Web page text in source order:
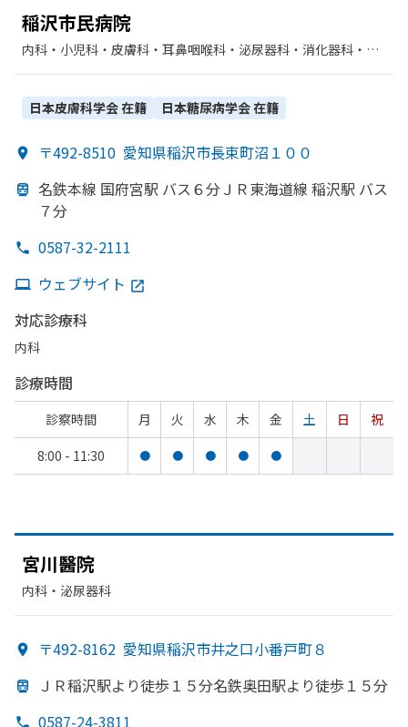
稲沢市民病院
内科・​小児科・​皮膚科・​耳鼻咽喉科・​泌尿器科・​消化器科・​老
ーション・​循環器科・​糖尿病内科・​内分泌科・​産婦人科
日本皮膚科学会在籍 日本糖尿病学会在籍
〒492-8510 愛知県稲沢市長束町沼１００
名鉄本線 国府宮駅 バス６分ＪＲ東海道線 稲沢駅 バス
７分
0587-32-2111
ウェブサイト
対応診療科
内科
診療時間
診察時間 月 火 水 木 金 土 日
祝
8:00 - 11:30
● ● ● ● ●
宮川醫院
内科・​泌尿器科
〒492-8162 愛知県稲沢市井之口小番戸町８
ＪＲ稲沢駅より徒歩１５分名鉄奥田駅より徒歩１５分
0587-24-3811